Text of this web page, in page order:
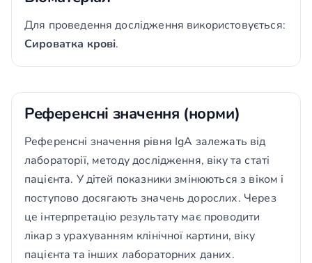
Для проведення дослідження використовується:
Сироватка крові.
Референсні значення (норми)
Референсні значення рівня IgA залежать від
лабораторії, методу дослідження, віку та статі
пацієнта. У дітей показники змінюються з віком і
поступово досягають значень дорослих. Через
це інтерпретацію результату має проводити
лікар з урахуванням клінічної картини, віку
пацієнта та інших лабораторних даних.